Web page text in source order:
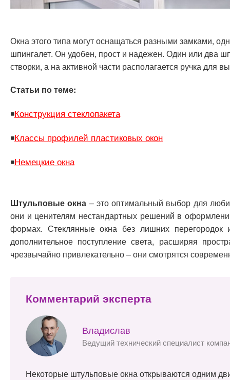
Окна этого типа могут оснащаться разными замками,
шпингалет. Он удобен, прост и надежен. Один или два
створки, а на активной части располагается ручка для
Статьи по теме:
◾Конструкция стеклопакета
◾Классы профилей пластиковых окон
◾Немецкие окна
Штульповые окна – это оптимальный выбор для
они и ценителям нестандартных решений в
формах. Стеклянные окна без лишних
дополнительное поступление света, расширяя
чрезвычайно привлекательно – они смотрятся
Комментарий эксперта
Владислав
Ведущий технический специалист
Некоторые штульповые окна открываются одним